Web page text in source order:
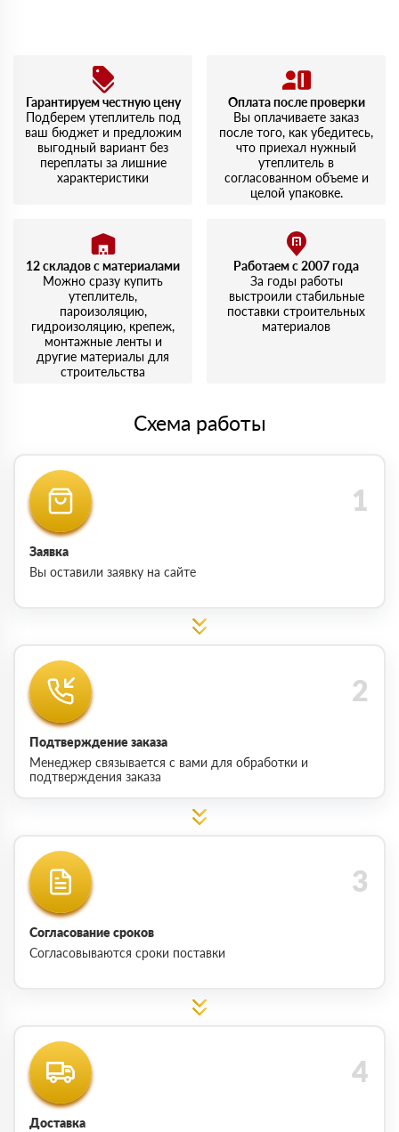
Гарантируем честную цену
Подберем утеплитель под
ваш бюджет и предложим
выгодный вариант без
переплаты за лишние
характеристики
Оплата после проверки
Вы оплачиваете заказ
после того, как убедитесь,
что приехал нужный
утеплитель в
согласованном объеме и
целой упаковке.
12 складов с материалами
Можно сразу купить
утеплитель,
пароизоляцию,
гидроизоляцию, крепеж,
монтажные ленты и
другие материалы для
строительства
Работаем с 2007 года
За годы работы
выстроили стабильные
поставки строительных
материалов
Схема работы
Заявка
Вы оставили заявку на сайте
Подтверждение заказа
Менеджер связывается с вами для обработки и
подтверждения заказа
Согласование сроков
Согласовываются сроки поставки
Доставка